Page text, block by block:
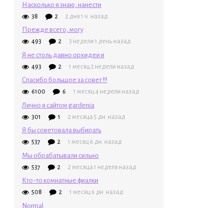
Насколько я знаю, нанести
38 2 2 дня 1 ч. назад
Прежде всего, могу
493 2 3 недели 1 день назад
Я не столь давно орхидеи и
493 2 1 месяц 2 недели назад
Спасибо большое за совет !!!
6100 6 1 месяц 4 недели назад
Лично я сайтом gardenia
301 1 2 месяца 5 дн. назад
Я бы советовала выбирать
537 2 1 месяц 6 дн. назад
Мы обрабатывали сильно
537 2 2 месяца 1 неделя назад
Кто-то комнатные фиалки
508 2 1 месяц 6 дн. назад
Normal